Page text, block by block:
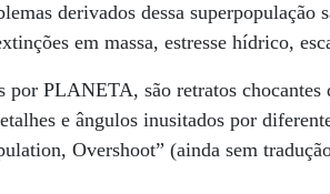
derivados dessa
em massa, estresse hídrico,
por PLANETA, são retratos chocantes
e ângulos inusitados por
Overshoot” (ainda sem